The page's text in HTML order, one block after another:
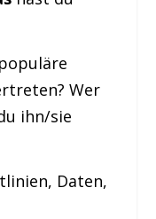
Wer
ihn/sie
Daten,